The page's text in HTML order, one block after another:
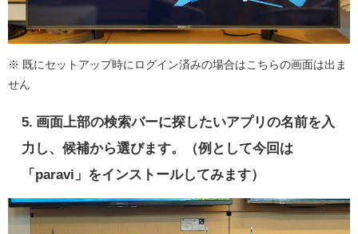
※ 既にセットアップ時にログイン済みの場合はこちらの画面は出ま
せん
5. 画面上部の検索バーに探したいアプリの名前を入
力し、候補から選びます。（例として今回は
「paravi」をインストールしてみます）